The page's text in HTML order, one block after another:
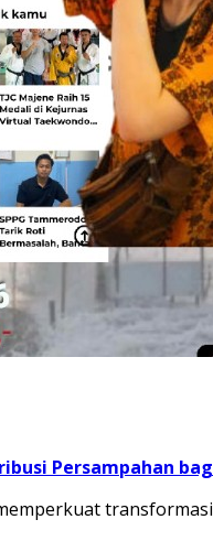
Persampahan